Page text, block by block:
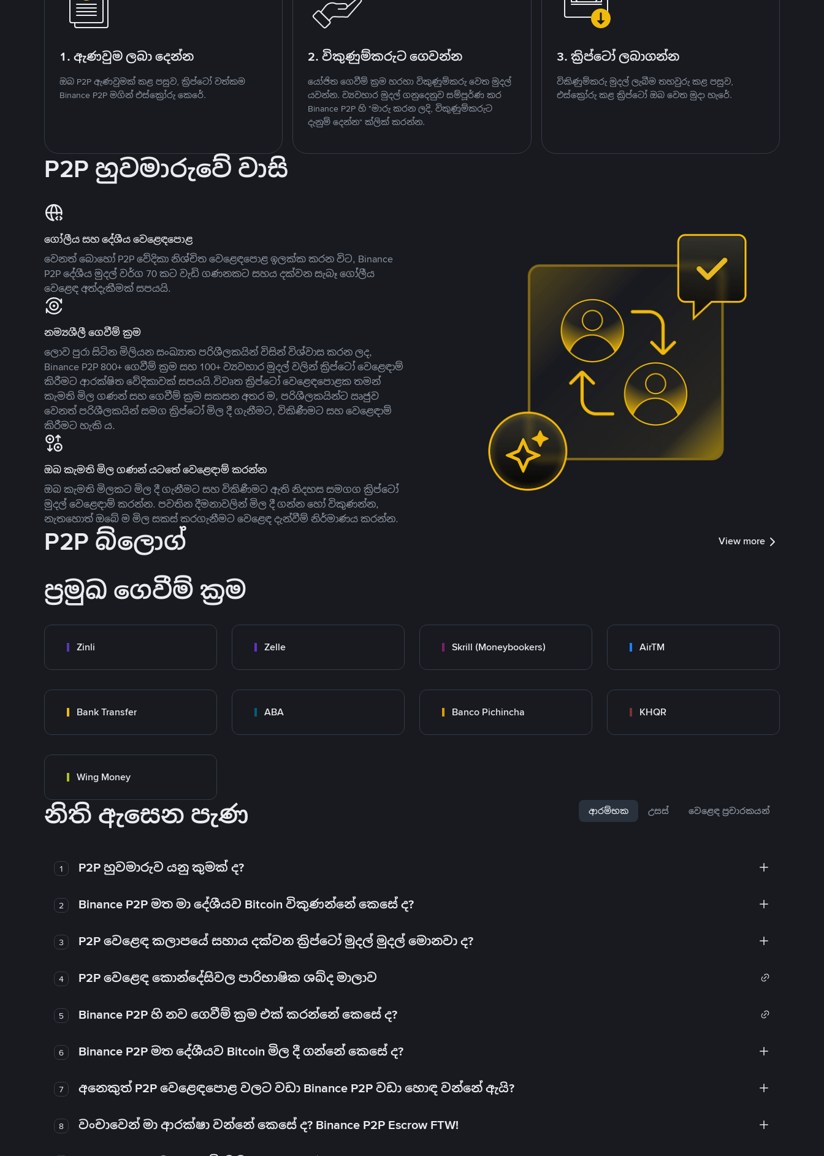
1. ඇණවුම ලබා දෙන්න
ඔබ P2P ඇණවුමක් කළ පසුව, ක්‍රිප්ටෝ වත්කම
Binance P2P මගින් එස්ක්‍රෝරු කෙරේ.
2. විකුණුම්කරුට ගෙවන්න
යෝජිත ගෙවීම් ක්‍රම හරහා විකුණුම්කරු වෙත මුදල්
යවන්න. ව්‍යවහාර මුදල් ගනුදෙනුව සම්පූර්ණ කර
Binance P2P හි "මාරු කරන ලදි, විකුණුම්කරුට
දැනුම් දෙන්න" ක්ලික් කරන්න.
3. ක්‍රිප්ටෝ ලබාගන්න
විකිණුම්කරු මුදල් ලැබීම තහවුරු කළ පසුව,
එස්ක්‍රෝරු කළ ක්‍රිප්ටෝ ඔබ වෙත මුදා හැරේ.
P2P හුවමාරුවේ වාසි
ගෝලීය සහ දේශීය වෙළෙඳපොළ
වෙනත් බොහෝ P2P වේදිකා නිශ්චිත වෙළෙඳපොළ ඉලක්ක කරන විට, Binance
P2P දේශීය මුදල් වර්ග 70 කට වැඩි ගණනකට සහය දක්වන සැබෑ ගෝලීය
වෙළෙඳ අත්දැකීමක් සපයයි.
නම්‍යශීලී ගෙවීම් ක්‍රම
ලොව පුරා සිටින මිලියන සංඛ්‍යාත පරිශීලකයින් විසින් විශ්වාස කරන ලද,
Binance P2P 800+ ගෙවීම් ක්‍රම සහ 100+ ව්‍යවහාර මුදල් වලින් ක්‍රිප්ටෝ වෙළෙඳාම්
කිරීමට ආරක්ෂිත වේදිකාවක් සපයයි.විවෘත ක්‍රිප්ටෝ වෙළෙඳපොළක තමන්
කැමති මිල ගණන් සහ ගෙවීම් ක්‍රම සකසන අතර ම, පරිශීලකයින්ට ඍජුව
වෙනත් පරිශීලකයින් සමග ක්‍රිප්ටෝ මිල දී ගැනීමට, විකිණීමට සහ වෙළෙඳාම්
කිරීමට හැකි ය.
ඔබ කැමති මිල ගණන් යටතේ වෙළෙඳාම් කරන්න
ඔබ කැමති මිලකට මිල දී ගැනීමට සහ විකිණීමට ඇති නිදහස සමගග ක්‍රිප්ටෝ
මුදල් වෙළෙඳාම් කරන්න. පවතින දීමනාවලින් මිල දී ගන්න හෝ විකුණන්න,
නැතහොත් ඔබේ ම මිල සකස් කරගැනීමට වෙළෙඳ දැන්වීම් නිර්මාණය කරන්න.
P2P බ්ලොග් View more
ප්‍රමුඛ ගෙවීම් ක්‍රම
Zinli Zelle Skrill (Moneybookers) AirTM
Bank Transfer ABA Banco Pichincha KHQR
Wing Money
නිති ඇසෙන පැණ ආරම්භක උසස් වෙළෙඳ ප්‍රචාරකයන්
1 P2P හුවමාරුව යනු කුමක් ද?
2 Binance P2P මත මා දේශීයව Bitcoin විකුණන්නේ කෙසේ ද?
3 P2P වෙළෙඳ කලාපයේ සහාය දක්වන ක්‍රිප්ටෝ මුදල් මුදල් මොනවා ද?
4 P2P වෙළෙඳ කොන්දේසිවල පාරිභාෂික ශබ්ද මාලාව
5 Binance P2P හි නව ගෙවීම් ක්‍රම එක් කරන්නේ කෙසේ ද?
6 Binance P2P මත දේශීයව Bitcoin මිල දී ගන්නේ කෙසේ ද?
7 අනෙකුත් P2P වෙළෙඳපොළ වලට වඩා Binance P2P වඩා හොඳ වන්නේ ඇයි?
8 වංචාවෙන් මා ආරක්ෂා වන්නේ කෙසේ ද? Binance P2P Escrow FTW!